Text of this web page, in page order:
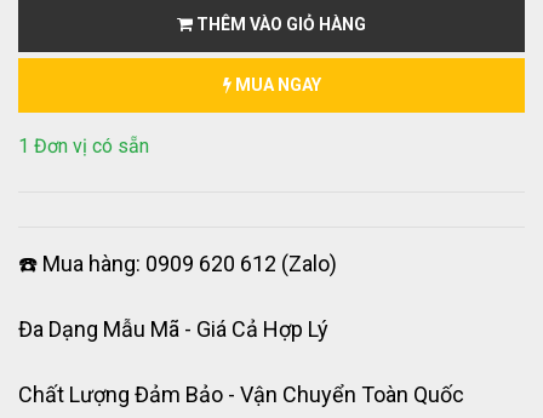
THÊM VÀO GIỎ HÀNG
MUA NGAY
1 Đơn vị có sẵn
☎️ Mua hàng: 0909 620 612 (Zalo)
Đa Dạng Mẫu Mã - Giá Cả Hợp Lý
Chất Lượng Đảm Bảo - Vận Chuyển Toàn Quốc